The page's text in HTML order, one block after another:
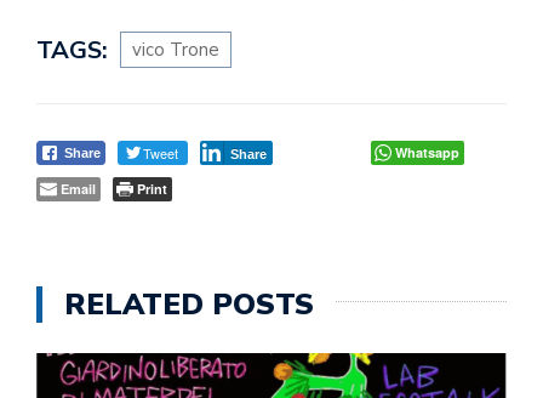
TAGS: vico Trone
Share Tweet Share
Whatsapp
Email
Print
RELATED POSTS